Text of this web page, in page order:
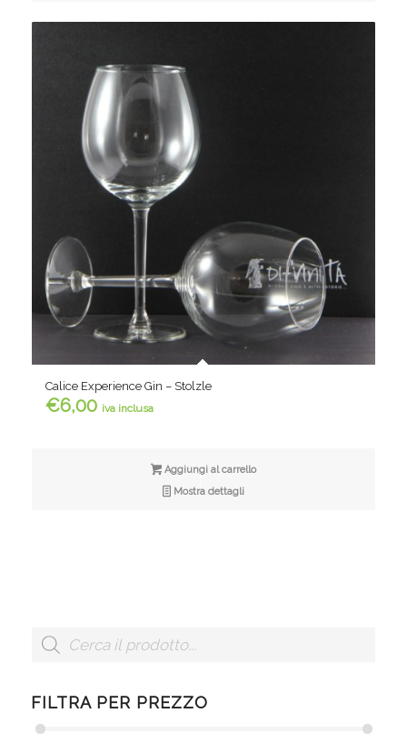
Calice Experience Gin – Stolzle
€6,00 iva inclusa
Aggiungi al carrello
Mostra dettagli
FILTRA PER PREZZO